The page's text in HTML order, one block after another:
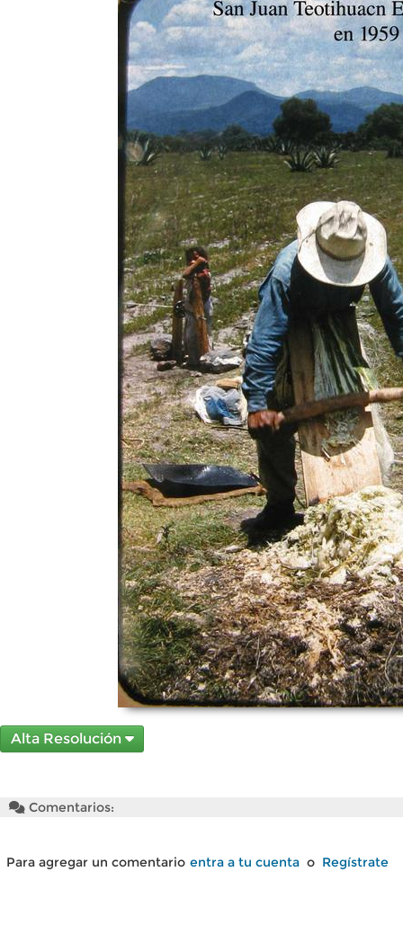
Alta Resolución
Comentarios:
Para agregar un comentario entra a tu cuenta o Regístrate